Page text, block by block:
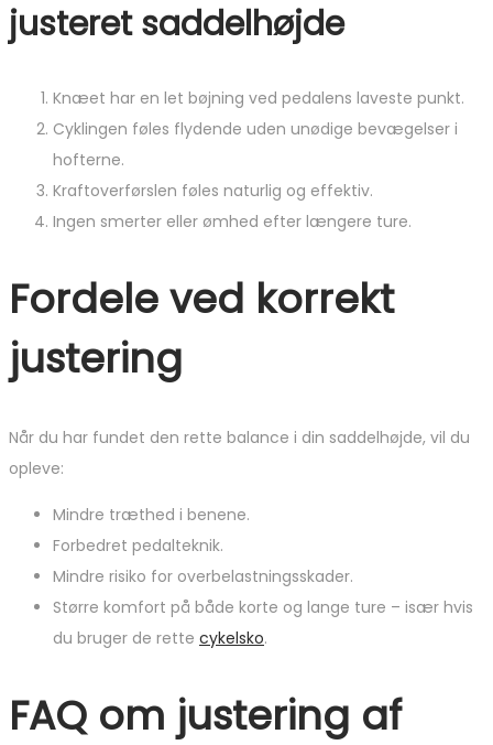
justeret saddelhøjde
Knæet har en let bøjning ved pedalens laveste punkt.
Cyklingen føles flydende uden unødige bevægelser i
hofterne.
Kraftoverførslen føles naturlig og effektiv.
Ingen smerter eller ømhed efter længere ture.
Fordele ved korrekt
justering
Når du har fundet den rette balance i din saddelhøjde, vil du
opleve:
Mindre træthed i benene.
Forbedret pedalteknik.
Mindre risiko for overbelastningsskader.
Større komfort på både korte og lange ture – især hvis
du bruger de rette cykelsko.
FAQ om justering af